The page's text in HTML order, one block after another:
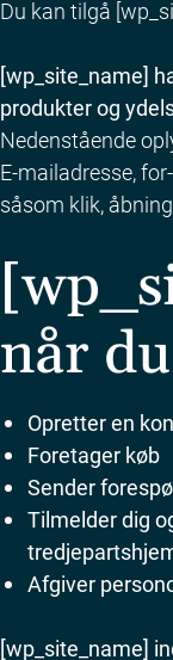
Du kan tilgå
[wp_site_name]
produkter og
Nedenstående
E-mailadresse,
såsom klik,
når
Opretter en
Foretager køb
Sender
Tilmelder dig
Afgiver
[wp_site_name]